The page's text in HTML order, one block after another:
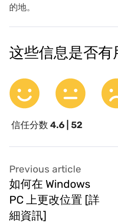
的地。
这些信息是否有
信任分数 4.6 | 52
Previous article
如何在 Windows
PC 上更改位置 [詳
細資訊]